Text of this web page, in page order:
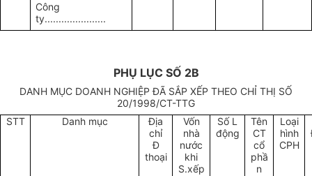
Công
ty......................
PHỤ LỤC SỐ 2B
DANH MỤC DOANH NGHIỆP ĐÃ SẮP XẾP THEO CHỈ THỊ SỐ
20/1998/CT-TTG
STT
Danh mục
Địa
chỉ
Đ
thoại
Vốn
nhà
nước
khi
S.xếp
Số L
động
Tên
CT
cổ
phầ
n
Loại
hình
CPH